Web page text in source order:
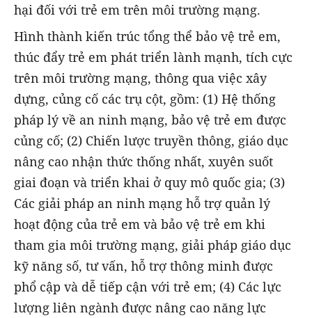
hại đối với trẻ em trên môi trường mạng.
Hình thành kiến trúc tổng thể bảo vệ trẻ em,
thúc đẩy trẻ em phát triển lành mạnh, tích cực
trên môi trường mạng, thông qua việc xây
dựng, củng cố các trụ cột, gồm: (1) Hệ thống
pháp lý về an ninh mạng, bảo vệ trẻ em được
củng cố; (2) Chiến lược truyền thông, giáo dục
nâng cao nhận thức thống nhất, xuyên suốt
giai đoạn và triển khai ở quy mô quốc gia; (3)
Các giải pháp an ninh mạng hỗ trợ quản lý
hoạt động của trẻ em và bảo vệ trẻ em khi
tham gia môi trường mạng, giải pháp giáo dục
kỹ năng số, tư vấn, hỗ trợ thông minh được
phổ cập và dễ tiếp cận với trẻ em; (4) Các lực
lượng liên ngành được nâng cao năng lực